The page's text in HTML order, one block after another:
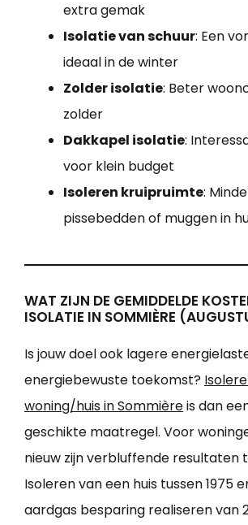
extra gemak
Isolatie van schuur: Een
ideaal in de winter
Zolder isolatie: Beter
zolder
Dakkapel isolatie:
voor klein budget
Isoleren kruipruimte:
pissebedden of muggen in
WAT ZIJN DE GEMIDDELDE
ISOLATIE IN SOMMIÈRE
Is jouw doel ook lagere
energiebewuste toekomst?
woning/huis in Sommièreis dan
geschikte maatregel. Voor
nieuw zijn verbluffende resultaten
Isoleren van een huis tussen 1975
aardgas besparing realiseren van